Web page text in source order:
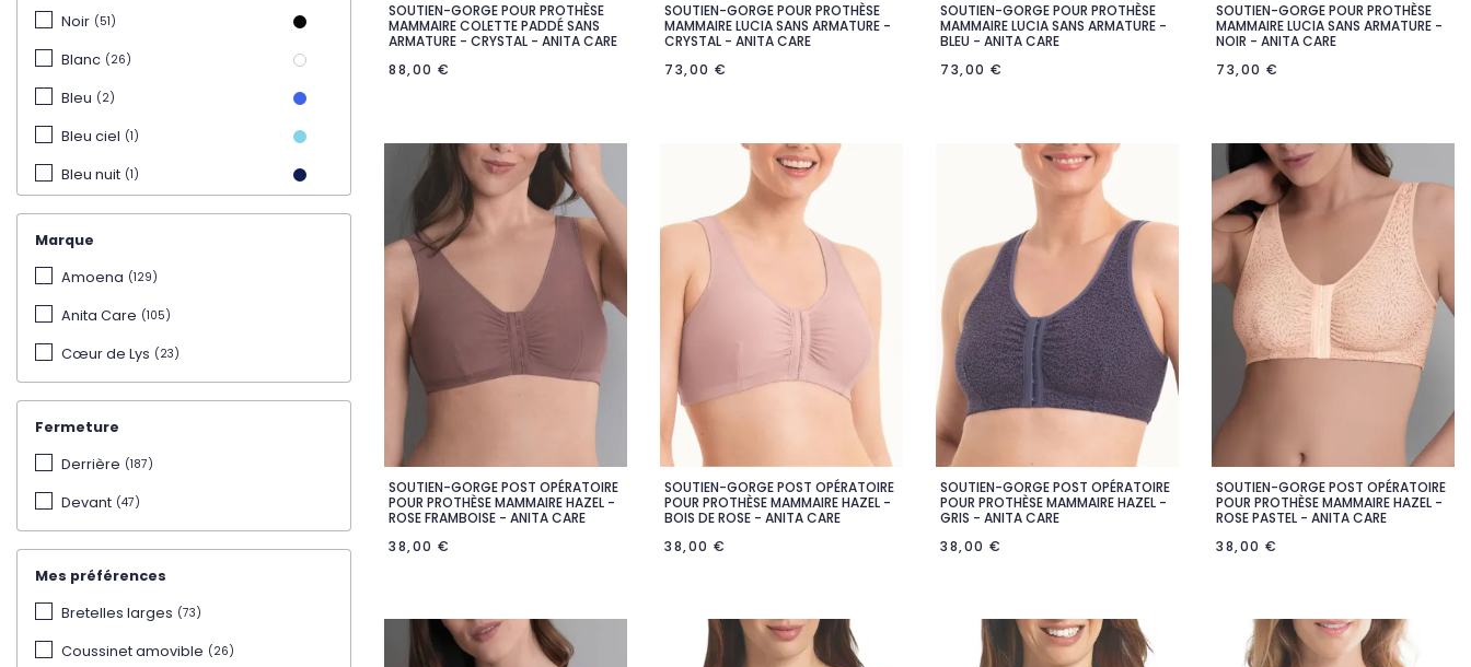
Noir (51)
Blanc (26)
Bleu (2)
Bleu ciel (1)
Bleu nuit (1)
Bleu marine (4)
Indigo
Gris foncé (2)
(2)
Champagne (4)
Marque
Amoena (129)
Anita Care (105)
Cœur de Lys (23)
Fermeture
Derrière (187)
Devant (47)
Mes préférences
Bretelles larges (73)
Coussinet amovible (26)
Aperçu rapide
SOUTIEN-GORGE POUR PROTHÈSE
MAMMAIRE COLETTE PADDÉ SANS
ARMATURE - CRYSTAL - ANITA CARE
88,00 €
Aperçu rapide
SOUTIEN-GORGE POUR PROTHÈSE
MAMMAIRE LUCIA SANS ARMATURE -
CRYSTAL - ANITA CARE
73,00 €
Aperçu rapide
SOUTIEN-GORGE POUR PROTHÈSE
MAMMAIRE LUCIA SANS ARMATURE -
BLEU - ANITA CARE
73,00 €
Aperçu rapide
SOUTIEN-GORGE POUR PROTHÈSE
MAMMAIRE LUCIA SANS ARMATURE -
NOIR - ANITA CARE
73,00 €
Aperçu rapide
SOUTIEN-GORGE POST OPÉRATOIRE
POUR PROTHÈSE MAMMAIRE HAZEL -
ROSE FRAMBOISE - ANITA CARE
38,00 €
Aperçu rapide
SOUTIEN-GORGE POST OPÉRATOIRE
POUR PROTHÈSE MAMMAIRE HAZEL -
BOIS DE ROSE - ANITA CARE
38,00 €
Aperçu rapide
SOUTIEN-GORGE POST OPÉRATOIRE
POUR PROTHÈSE MAMMAIRE HAZEL -
GRIS - ANITA CARE
38,00 €
Aperçu rapide
SOUTIEN-GORGE POST OPÉRATOIRE
POUR PROTHÈSE MAMMAIRE HAZEL -
ROSE PASTEL - ANITA CARE
38,00 €